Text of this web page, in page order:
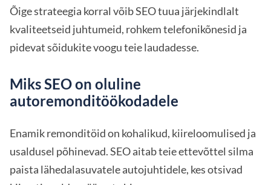
Õige strateegia korral võib SEO tuua järjekindlalt
kvaliteetseid juhtumeid, rohkem telefonikõnesid ja
pidevat sõidukite voogu teie laudadesse.
Miks SEO on oluline
autoremonditöökodadele
Enamik remonditöid on kohalikud, kiireloomulised ja
usaldusel põhinevad. SEO aitab teie ettevõttel silma
paista lähedalasuvatele autojuhtidele, kes otsivad